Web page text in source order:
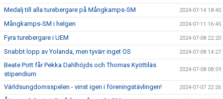
Medalj till alla turebergare på Mångkamps-SM 2024-07-14 18:40
Mångkamps-SM i helgen 2024-07-11 16:45
Fyra turebergare i UEM 2024-07-08 22:20
Snabbt lopp av Yolanda, men tyvärr inget OS 2024-07-08 14:27
Beate Pott får Pekka Dahlhöjds och Thomas Kyöttiläs
stipendium
2024-07-08 08:59
Världsungdomsspelen - vinst igen i föreningstävlingen! 2024-07-07 22:26